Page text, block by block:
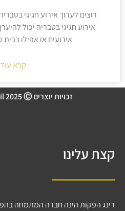
רוצים לערוך אירוע חגיגי
אירוע חגיגי בטבריה יכול
אירועים או אפילו
קרא
זכויות יוצרים RingEvents.co.il 2025 Ⓒ
קצת עלינו
רינג הפקות הינה חברה המתמחה